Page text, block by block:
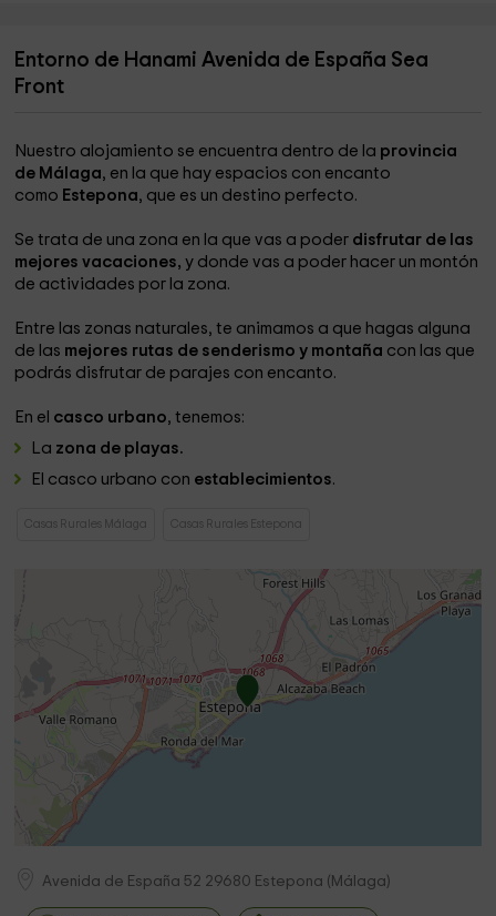
Entorno de Hanami Avenida de España Sea
Front
Nuestro alojamiento se encuentra dentro de la provincia
de Málaga, en la que hay espacios con encanto
como Estepona, que es un destino perfecto.
Se trata de una zona en la que vas a poder disfrutar de las
mejores vacaciones, y donde vas a poder hacer un montón
de actividades por la zona.
Entre las zonas naturales, te animamos a que hagas alguna
de las mejores rutas de senderismo y montaña con las que
podrás disfrutar de parajes con encanto.
En el casco urbano, tenemos:
La zona de playas.
El casco urbano con establecimientos.
Casas Rurales Málaga Casas Rurales Estepona
Avenida de España 52 29680 Estepona ( Málaga)